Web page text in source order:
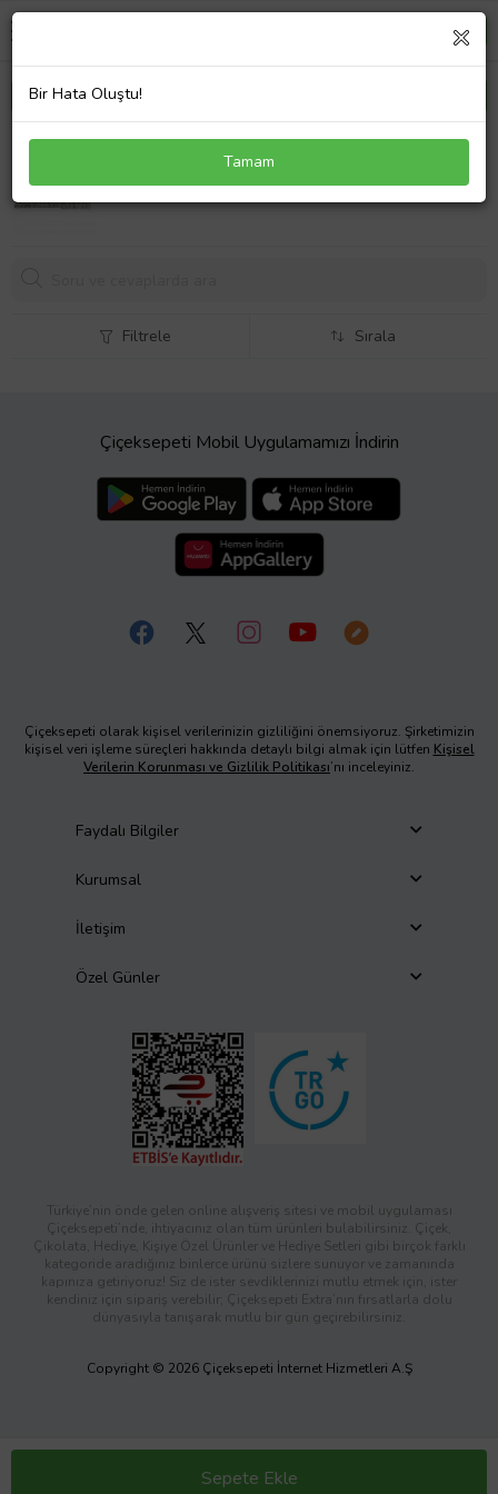
Toshiba Satellite L505-10W Klavye Gümüş Türkçe
665,59 TL
Sepete Ekle
Filtrele Sırala
Çiçeksepeti Mobil Uygulamamızı İndirin
Çiçeksepeti olarak kişisel verilerinizin gizliliğini önemsiyoruz. Şirketimizin
kişisel veri işleme süreçleri hakkında detaylı bilgi almak için lütfen Kişisel
Verilerin Korunması ve Gizlilik Politikası’nı inceleyiniz.
Faydalı Bilgiler
Kurumsal
İletişim
Özel Günler
Türkiye’nin önde gelen online alışveriş sitesi ve mobil uygulaması
Çiçeksepeti’nde, ihtiyacınız olan tüm ürünleri bulabilirsiniz. Çiçek,
Çikolata, Hediye, Kişiye Özel Ürünler ve Hediye Setleri gibi birçok farklı
kategoride aradığınız binlerce ürünü sizlere sunuyor ve zamanında
kapınıza getiriyoruz! Siz de ister sevdiklerinizi mutlu etmek için, ister
kendiniz için sipariş verebilir; Çiçeksepeti Extra’nın fırsatlarla dolu
dünyasıyla tanışarak mutlu bir gün geçirebilirsiniz.
Copyright © 2026 Çiçeksepeti İnternet Hizmetleri A.Ş
Bir Hata Oluştu!
Tamam